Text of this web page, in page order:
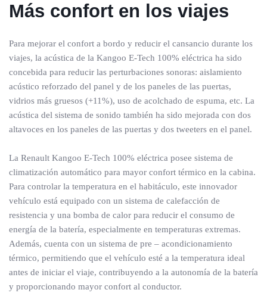
Más confort en los viajes
Para mejorar el confort a bordo y reducir el cansancio durante los
viajes, la acústica de la Kangoo E-Tech 100% eléctrica ha sido
concebida para reducir las perturbaciones sonoras: aislamiento
acústico reforzado del panel y de los paneles de las puertas,
vidrios más gruesos (+11%), uso de acolchado de espuma, etc. La
acústica del sistema de sonido también ha sido mejorada con dos
altavoces en los paneles de las puertas y dos tweeters en el panel.
La Renault Kangoo E-Tech 100% eléctrica posee sistema de
climatización automático para mayor confort térmico en la cabina.
Para controlar la temperatura en el habitáculo, este innovador
vehículo está equipado con un sistema de calefacción de
resistencia y una bomba de calor para reducir el consumo de
energía de la batería, especialmente en temperaturas extremas.
Además, cuenta con un sistema de pre – acondicionamiento
térmico, permitiendo que el vehículo esté a la temperatura ideal
antes de iniciar el viaje, contribuyendo a la autonomía de la batería
y proporcionando mayor confort al conductor.